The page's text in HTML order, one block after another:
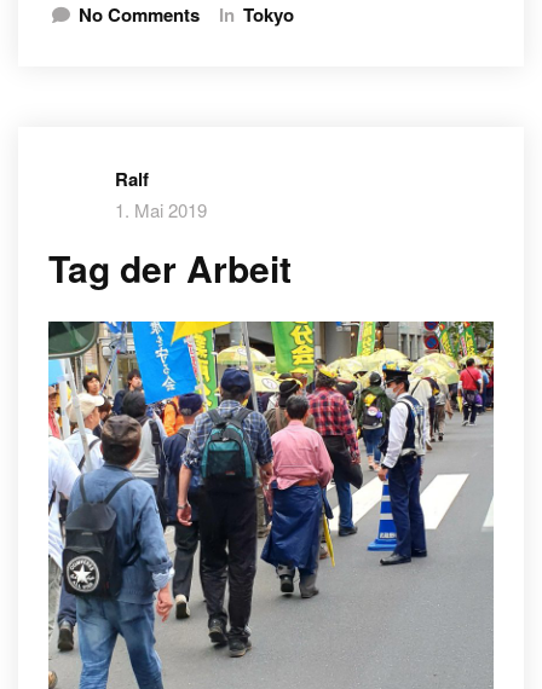
No Comments In Tokyo
Ralf
1. Mai 2019
Tag der Arbeit